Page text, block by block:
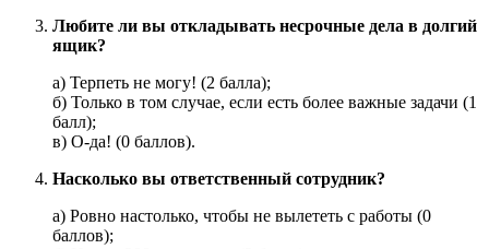
Любите ли вы откладывать несрочные дела в долгий
ящик?
а) Терпеть не могу! (2 балла);
б) Только в том случае, если есть более важные задачи (1
балл);
в) О-да! (0 баллов).
Насколько вы ответственный сотрудник?
а) Ровно настолько, чтобы не вылететь с работы (0
баллов);